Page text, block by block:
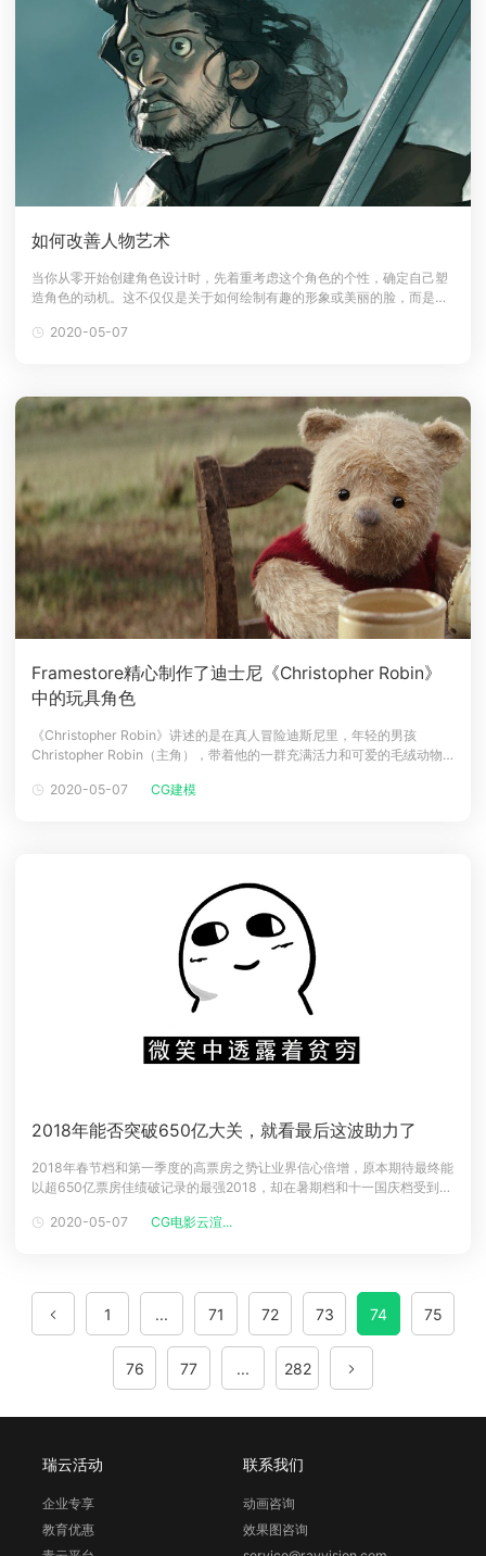
如何改善人物艺术
当你从零开始创建角色设计时，先着重考虑这个角色的个性，确定自己塑
造角色的动机。这不仅仅是关于如何绘制有趣的形象或美丽的脸，而是需
了想要表达的内容。 创作过程是个人的，因此每个艺术家都有自己的工作
2020-05-07
Framestore精心制作了迪士尼《Christopher Robin》
中的玩具角色
《Christopher Robin》讲述的是在真人冒险迪斯尼里，年轻的男孩
Christopher Robin（主角），带着他的一群充满活力和可爱的毛绒动物
向。Christopher Robin的童年朋友，由维尼领导，冒险进入他们迷失的
2020-05-07 CG建模
2018年能否突破650亿大关，就看最后这波助力了
2018年春节档和第一季度的高票房之势让业界信心倍增，原本期待最终能
以超650亿票房佳绩破记录的最强2018，却在暑期档和十一国庆档受到了
部电影仅收获了20亿票房。与去年同期的25.47亿元相比，下降了20%。
2020-05-07 CG电影云渲...
1 ... 71 72 73 74 75
76 77 ... 282
瑞云活动
企业专享
教育优惠
联系我们
动画咨询
效果图咨询